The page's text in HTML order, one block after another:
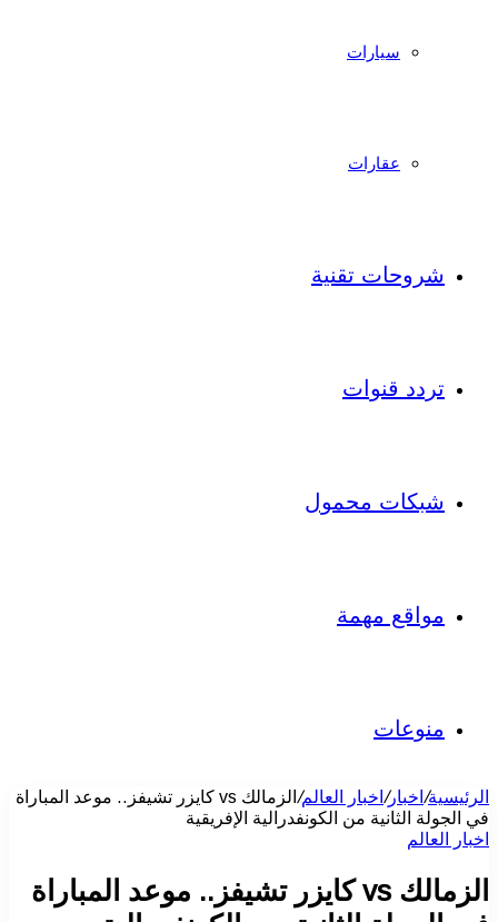
سيارات
عقارات
شروحات تقنية
تردد قنوات
شبكات محمول
مواقع مهمة
منوعات
الرئيسية/ اخبار/ اخبار العالم/
الزمالك vs كايزر تشيفز.. موعد المباراة
في الجولة الثانية من الكونفدرالية الإفريقية
اخبار العالم
الزمالك vs كايزر تشيفز.. موعد المباراة